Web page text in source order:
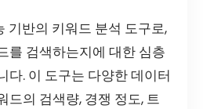
기반의 키워드 분석 도구로,
를 검색하는지에 대한 심층
다. 이 도구는 다양한 데이터
드의 검색량, 경쟁 정도, 트